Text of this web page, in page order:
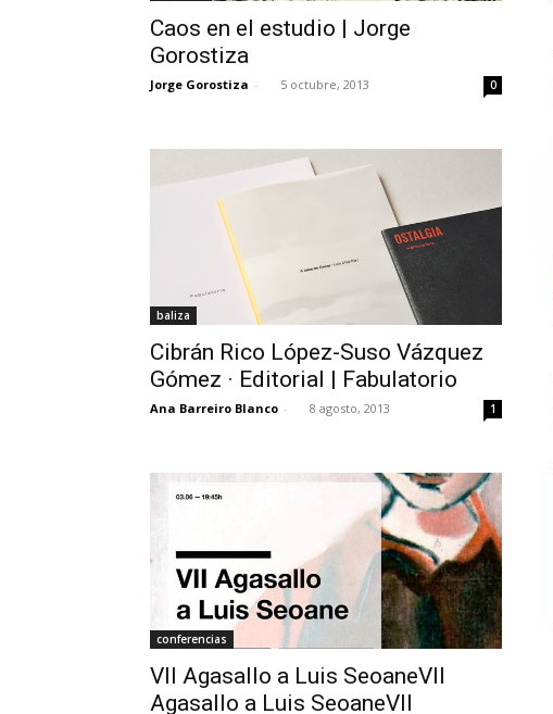
Caos en el estudio | Jorge
Gorostiza
Jorge Gorostiza - 5 octubre, 2013 0
baliza
Cibrán Rico López-Suso Vázquez
Gómez · Editorial | Fabulatorio
Ana Barreiro Blanco - 8 agosto, 2013 1
conferencias
VII Agasallo a Luis SeoaneVII
Agasallo a Luis SeoaneVII